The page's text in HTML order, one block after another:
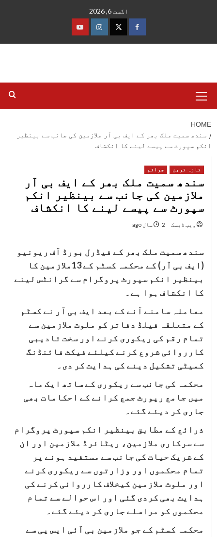
اگست 6, 2026
فیس
ٹوئٹرانسٹاگرام
یوٹیوب
Menu
HOME
سندھ سمیت ملک بھر کے ایف بی آر ملازمین کی جانب سے بینظیر
انکم سپورٹ سے پیسے لینے کا انکشاف
تازہ ترین جرائم
سندھ سمیت ملک بھر کے ایف بی آر
ملازمین کی جانب سے بینظیر انکم
سپورٹ سے پیسے لینے کا انکشاف
ویب ڈیسک 2 سال ago
سندھ سمیت ملک بھر کے فیڈرل بورڈ آف ریونیو
(ایف بی آر) کے محکمہ کسٹم کے 13ملازمین کا
بینظیر انکم سپورٹ پروگرام سے گرانٹس لینے
کا انکشاف ہوا ہے۔
معاملہ سامنے آنے کے بعد ایف بی آر نے کسٹم
کے متعلقہ فیلڈ دفاتر کو ملوث ملازمین سے
تمام رقم کی ریکوری کرنے اور سخت تادیبی
کارروائی شروع کرنے کیلئے فیکٹ فائنڈنگ
کمیٹی تشکیل دینے کی ہدایت کر دی۔
محکمہ کی جانب سے ریکوری کے ساتھ ایک ماہ
میں جامع رپورٹ جمع کرانے کے احکامات بھی
جاری کر دیئے گئے۔
ذرائع کے مطابق بینظیر انکم سپورٹ پروگرام
سے سرکاری ملازمین، ریٹائرڈ ملازمین اور ان
کے شریک حیات کی جانب سے مستفید ہونے پر
تمام محکموں اور وزارتوں سے ریکوری کرنے
اور ملوث ملازمین کیخلاف کارروائی کرنے کی
ہدایت بھی کردی گئی اور اس حوالے سے تمام
محکموں کو مراسلے جاری کر دیئے گئے۔
محکمہ کسٹم کے جو ملازمین بی آئی ایس پی سے